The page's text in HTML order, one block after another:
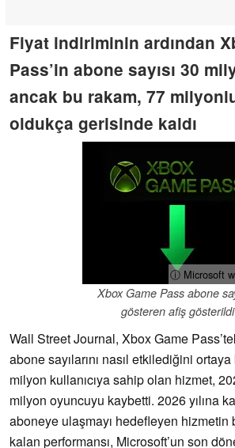
Fiyat indiriminin ardından
Pass’in abone sayısı 30
ancak bu rakam, 77
oldukça gerisinde kaldı
ⓘ Microsoft
Xbox Game Pass abone
gösteren afiş gösterildi
Wall Street Journal, Xbox Game
abone sayılarını nasıl etkilediğini
milyon kullanıcıya sahip olan hizmet,
milyon oyuncuyu kaybetti. 2026 yılına
aboneye ulaşmayı hedefleyen hizmetin
kalan performansı, Microsoft’un son